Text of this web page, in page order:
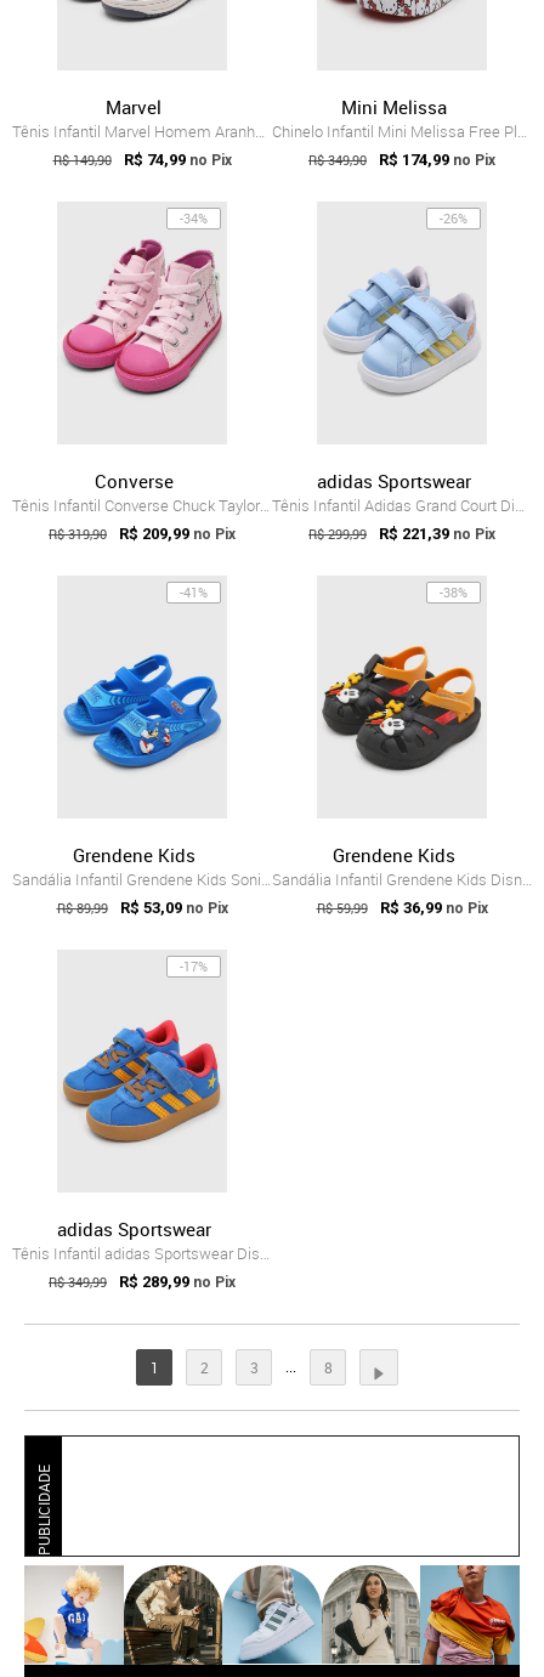
Marvel
Tênis Infantil Marvel Homem Aranha Branco
R$ 149,90 R$ 74,99 no Pix
Mini Melissa
Chinelo Infantil Mini Melissa Free Platf...
R$ 349,90 R$ 174,99 no Pix
-34%
Converse
Tênis Infantil Converse Chuck Taylor Dis...
R$ 319,90 R$ 209,99 no Pix
-26%
adidas Sportswear
Tênis Infantil Adidas Grand Court Disney...
R$ 299,99 R$ 221,39 no Pix
-41%
Grendene Kids
Sandália Infantil Grendene Kids Sonic Rush Azul
R$ 89,99 R$ 53,09 no Pix
-38%
Grendene Kids
Sandália Infantil Grendene Kids Disney M...
R$ 59,99 R$ 36,99 no Pix
-17%
adidas Sportswear
Tênis Infantil adidas Sportswear Disney ...
R$ 349,99 R$ 289,99 no Pix
1 2 3 8
PUBLICIDADE